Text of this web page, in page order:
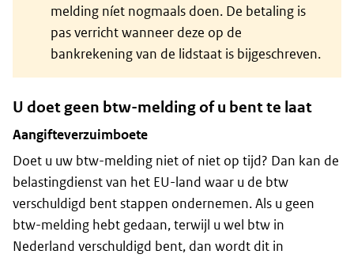
melding níet nogmaals doen. De betaling is
pas verricht wanneer deze op de
bankrekening van de lidstaat is bijgeschreven.
U doet geen btw-melding of u bent te laat
Aangifteverzuimboete
Doet u uw btw-melding niet of niet op tijd? Dan kan de
belastingdienst van het EU-land waar u de btw
verschuldigd bent stappen ondernemen. Als u geen
btw-melding hebt gedaan, terwijl u wel btw in
Nederland verschuldigd bent, dan wordt dit in